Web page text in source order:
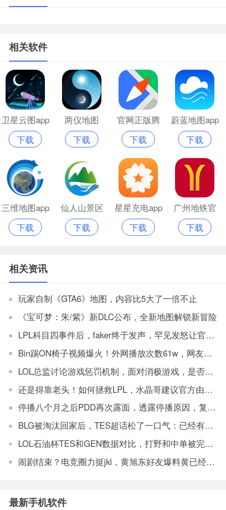
相关软件
卫星云图app
安卓版
下载
两仪地图
下载
官网正版腾
讯地图
下载
蔚蓝地图app
下载
三维地图app
官方版
下载
仙人山景区
app官网版
下载
星星充电app
官网版
下载
广州地铁官
方app乘车码
下载
相关资讯
玩家自制《GTA6》地图，内容比5大了一倍不止
《宝可梦：朱/紫》新DLC公布，全新地图解锁新冒险
LPL科目四事件后，faker终于发声，罕见发怒让官方解决
Bin踢ON椅子视频爆火！外网播放次数61w，网友：坏事传千里
LOL总监讨论游戏惩罚机制，面对消极游戏，是否要永久封机器？
还是得靠老头！如何拯救LPL，水晶哥建议官方由观众投票让老头复出打比赛
停播八个月之后PDD再次露面，透露停播原因，复播将不会在斗鱼
BLG被淘汰回家后，TES超话松了一口气：已经有垫底得了
LOL石油杯TES和GEN数据对比，打野和中单被完爆，上单和辅助有优势
闹剧结束？电竞圈力挺jkl，黄旭东好友爆料黄已经给腾讯和jkl道歉
最新手机软件